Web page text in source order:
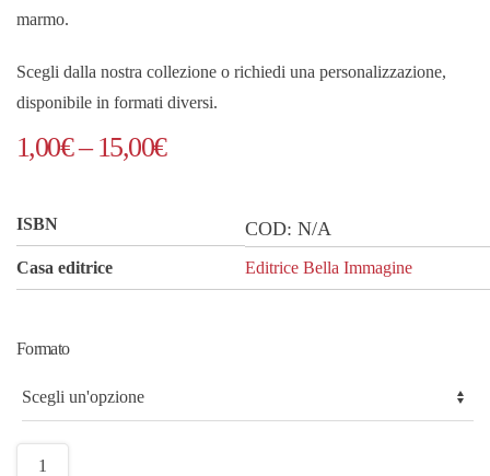
marmo.
Scegli dalla nostra collezione o richiedi una personalizzazione,
disponibile in formati diversi.
1,00€– 15,00€Fascia
da
1,00€
ISBN COD: N/A
Casa editrice Editrice Bella Immagine
Formato
Marmo